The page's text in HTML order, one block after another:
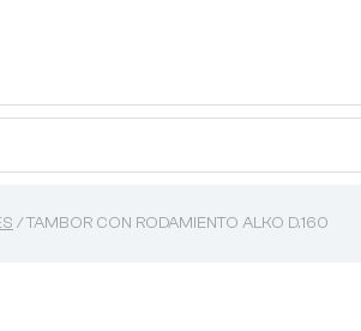
/ TAMBOR CON RODAMIENTO ALKO D.160